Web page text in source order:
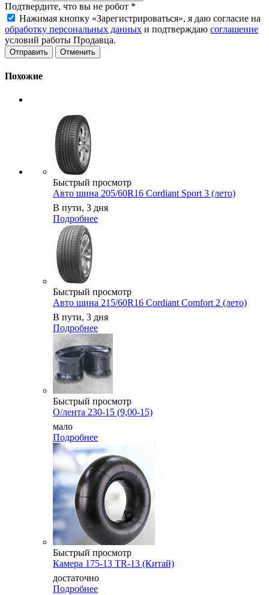
Подтвердите, что вы не робот *
Нажимая кнопку «Зарегистрироваться», я даю согласие на
обработку персональных данных и подтверждаю соглашение
условий работы Продавца.
Отменить
Похожие
Быстрый просмотр
Авто шина 205/60R16 Cordiant Sport 3 (лето)
В пути, 3 дня
Подробнее
Быстрый просмотр
Авто шина 215/60R16 Cordiant Comfort 2 (лето)
В пути, 3 дня
Подробнее
Быстрый просмотр
О/лента 230-15 (9,00-15)
мало
Подробнее
Быстрый просмотр
Камера 175-13 TR-13 (Китай)
достаточно
Подробнее